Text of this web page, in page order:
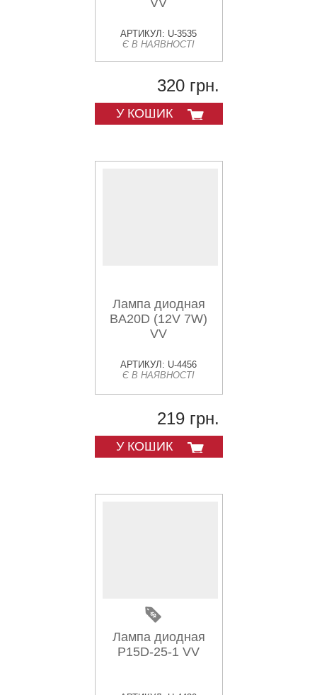
VV
АРТИКУЛ: U-3535
Є В НАЯВНОСТІ
320 грн.
У КОШИК
Лампа диодная
BA20D (12V 7W)
VV
АРТИКУЛ: U-4456
Є В НАЯВНОСТІ
219 грн.
У КОШИК
Лампа диодная
P15D-25-1 VV